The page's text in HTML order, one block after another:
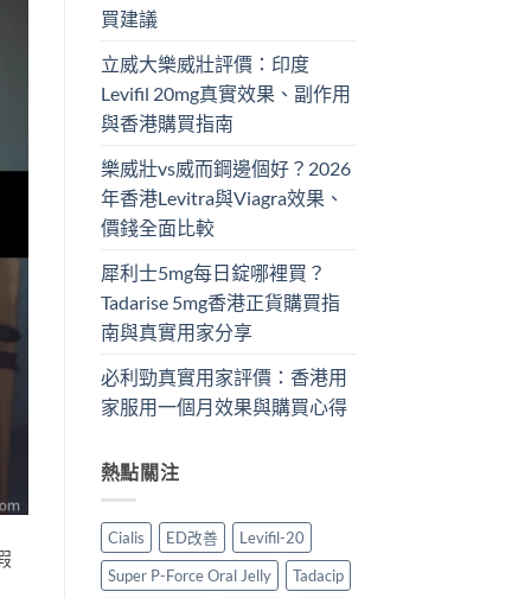
買建議
立威大樂威壯評價：印度
Levifil 20mg真實效果、副作用
與香港購買指南
樂威壯vs威而鋼邊個好？2026
年香港Levitra與Viagra效果、
價錢全面比較
犀利士5mg每日錠哪裡買？
Tadarise 5mg香港正貨購買指
南與真實用家分享
必利勁真實用家評價：香港用
家服用一個月效果與購買心得
熱點關注
Cialis ED改善
Levifil-20
Super P-Force Oral Jelly
Tadacip